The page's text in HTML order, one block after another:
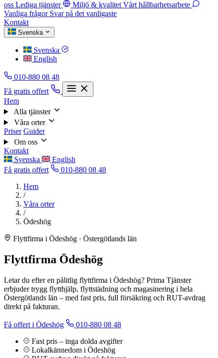
oss Lediga tjänster Miljö & kvalitet Vårt hållbarhetsarbete
Vanliga frågor Svar på det vanligaste
Kontakt
Svenska
Svenska
English
010-880 08 48
Få gratis offert
Hem
Alla tjänster
Våra orter
Priser Guider
Om oss
Kontakt
Svenska
English
Få gratis offert
010-880 08 48
Hem
/
Våra orter
/
Ödeshög
Flyttfirma i Ödeshög · Östergötlands län
Flyttfirma Ödeshög
Letar du efter en pålitlig flyttfirma i Ödeshög? Prima Tjänster
erbjuder trygg flytthjälp, flyttstädning och magasinering i hela
Östergötlands län – med fast pris, full försäkring och RUT-avdrag
direkt på fakturan.
Få offert i Ödeshög
010-880 08 48
Fast pris – inga dolda avgifter
Lokalkännedom i Ödeshög